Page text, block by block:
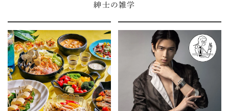
紳士の雑学